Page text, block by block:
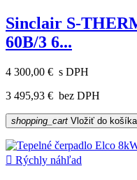
Sinclair S-
60B/3 6...
4 300,00 € s DPH
3 495,93 € bez DPH
shopping_cart Vložiť do košíka
 Rýchly náhľad